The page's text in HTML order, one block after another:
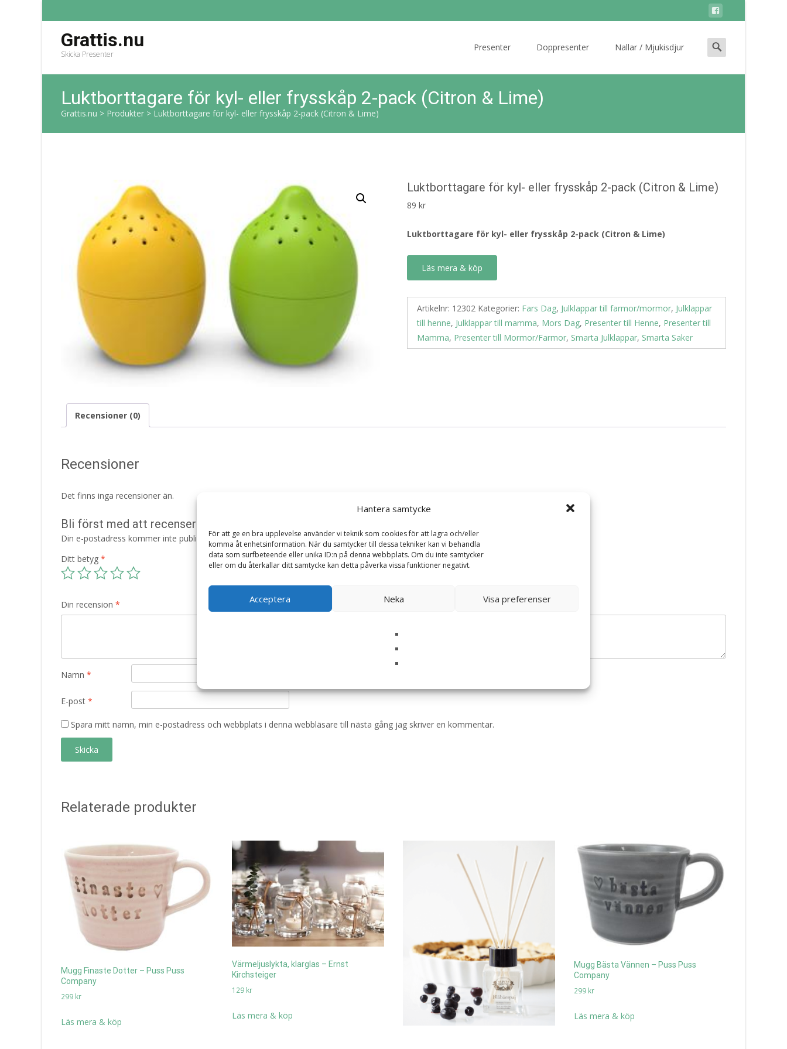
Hantera samtycke
För att ge en bra upplevelse använder vi teknik som cookies för att lagra och/eller
komma åt enhetsinformation. När du samtycker till dessa tekniker kan vi behandla
data som surfbeteende eller unika ID:n på denna webbplats. Om du inte samtycker
eller om du återkallar ditt samtycke kan detta påverka vissa funktioner negativt.
Acceptera Neka Visa preferenser
Grattis.nu
Skicka Presenter
Presenter Doppresenter Nallar / Mjukisdjur
Search
for:
Luktborttagare för kyl- eller frysskåp 2-pack (Citron & Lime)
Grattis.nu > Produkter > Luktborttagare för kyl- eller frysskåp 2-pack (Citron & Lime)
Luktborttagare för kyl- eller frysskåp 2-pack (Citron & Lime)
89 kr
Luktborttagare för kyl- eller frysskåp 2-pack (Citron & Lime)
Läs mera & köp
Artikelnr: 12302 Kategorier: Fars Dag, Julklappar till farmor/mormor, Julklappar
till henne, Julklappar till mamma, Mors Dag, Presenter till Henne, Presenter till
Mamma, Presenter till Mormor/Farmor, Smarta Julklappar, Smarta Saker
Recensioner (0)
Recensioner
Det finns inga recensioner än.
Bli först med att recensera ”Luktborttagare för kyl- eller frysskåp 2-pack (Citron & Lime)”
Din e-postadress kommer inte publiceras. Obligatoriska fält är märkta*
Ditt betyg *
Din recension *
Namn *
E-post *
Spara mitt namn, min e-postadress och webbplats i denna webbläsare till nästa gång jag skriver en kommentar.
Relaterade produkter
Mugg Finaste Dotter – Puss Puss
Company
299 kr
Läs mera & köp
Värmeljuslykta, klarglas – Ernst
Kirchsteiger
129 kr
Läs mera & köp
Mugg Bästa Vännen – Puss Puss
Company
299 kr
Läs mera & köp